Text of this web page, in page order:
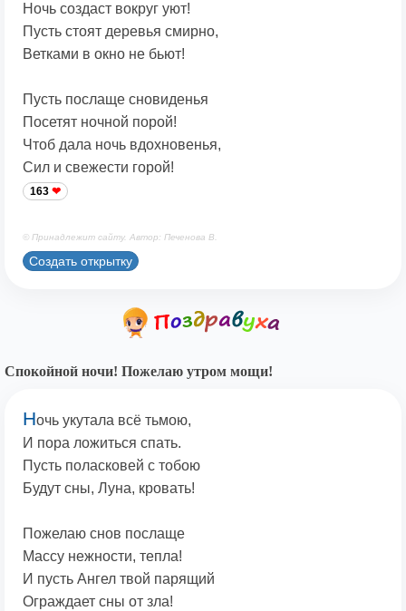
Ночь создаст вокруг уют!
Пусть стоят деревья смирно,
Ветками в окно не бьют!
Пусть послаще сновиденья
Посетят ночной порой!
Чтоб дала ночь вдохновенья,
Сил и свежести горой!
163
© Принадлежит сайту. Автор: Печенова В.
Создать открытку
Спокойной ночи! Пожелаю утром мощи!
Ночь укутала всё тьмою,
И пора ложиться спать.
Пусть поласковей с тобою
Будут сны, Луна, кровать!
Пожелаю снов послаще
Массу нежности, тепла!
И пусть Ангел твой парящий
Ограждает сны от зла!